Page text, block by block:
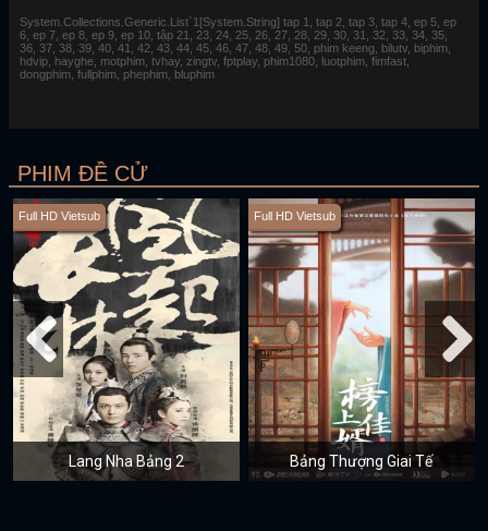
System.Collections.Generic.List`1[System.String] tap 1, tap 2, tap 3, tap 4, ep 5, ep
6, ep 7, ep 8, ep 9, ep 10, tập 21, 23, 24, 25, 26, 27, 28, 29, 30, 31, 32, 33, 34, 35,
36, 37, 38, 39, 40, 41, 42, 43, 44, 45, 46, 47, 48, 49, 50, phim keeng, bilutv, biphim,
hdvip, hayghe, motphim, tvhay, zingtv, fptplay, phim1080, luotphim, fimfast,
dongphim, fullphim, phephim, bluphim
PHIM ĐỀ CỬ
Full HD Vietsub
Lang Nha Bảng 2
Full HD Vietsub
Bảng Thượng Giai Tế